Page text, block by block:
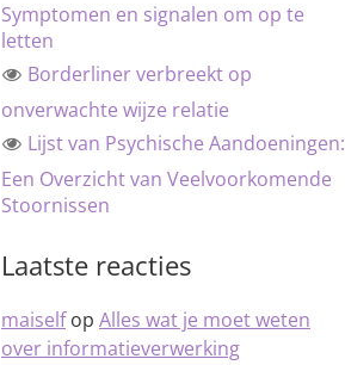
Symptomen en signalen om op te
letten
Borderliner verbreekt op
onverwachte wijze relatie
Lijst van Psychische Aandoeningen:
Een Overzicht van Veelvoorkomende
Stoornissen
Laatste reacties
maiselfop Alles wat je moet weten
over informatieverwerking